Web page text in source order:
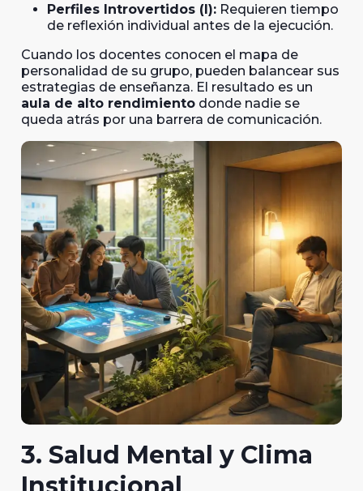
Perfiles Introvertidos (I):Requieren tiempo
de reflexión individual antes de la ejecución.
Cuando los docentes conocen el mapa de
personalidad de su grupo, pueden balancear sus
estrategias de enseñanza. El resultado es un
aula de alto rendimientodonde nadie se
queda atrás por una barrera de comunicación.
3. Salud Mental y Clima